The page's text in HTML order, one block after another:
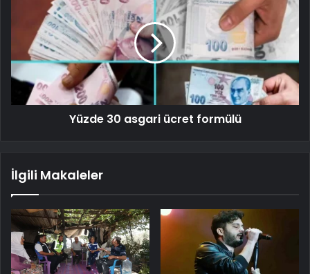
Yüzde 30 asgari ücret formülü
İlgili Makaleler